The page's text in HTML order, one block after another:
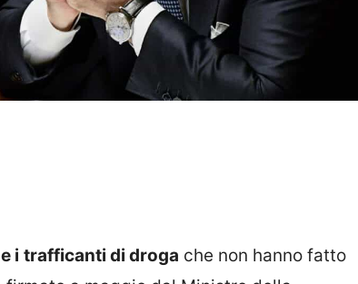
e i trafficanti di droga che non hanno fatto